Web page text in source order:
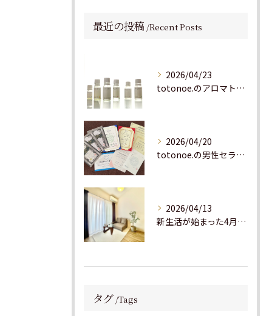
最近の投稿 Recent Posts
2026/04/23
totonoe.のアロマトリートメントで使うSHIGETA精油6種を全紹介｜北参道・女性専用サロン
2026/04/20
totonoe.の男性セラピストが身につけた12の施術スキル｜オイルマッサージからドライヘッドスパまで【北参道・渋谷】
2026/04/13
新生活が始まった4月こそ、自分を整える時間を。北参道・千駄ヶ谷の女性専用リラクゼーションサロンtotonoe.へ
タグ Tags